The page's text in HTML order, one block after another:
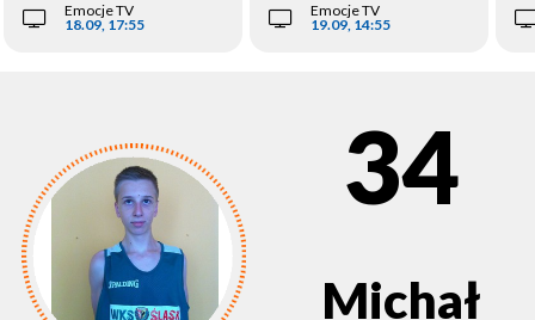
Emocje TV
18.09, 17:55
Emocje TV
19.09, 14:55
34
Michał